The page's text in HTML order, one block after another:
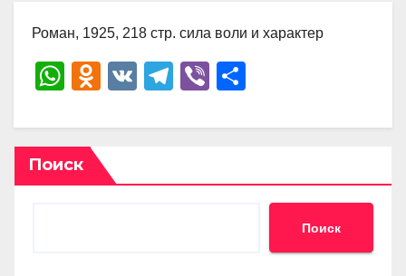
Роман, 1925, 218 стр. сила воли и характер
W
at
s
A
O
n
o
kl
V
T
e
a
Vi
er р
в
ть
Поиск
Поиск